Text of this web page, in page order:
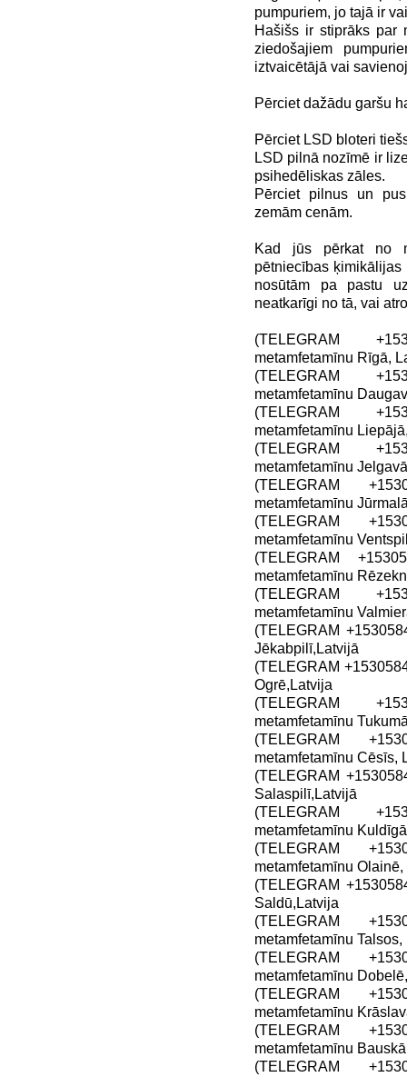
pumpuriem, jo ​​tajā ir
Hašišs ir stiprāks par
ziedošajiem
iztvaicētājā vai
Pērciet dažādu garšu
Pērciet LSD bloteri
LSD pilnā nozīmē ir
psihedēliskas zāles.
Pērciet pilnus un
zemām cenām.
Kad jūs pērkat no
pētniecības ķimikālijas
nosūtām pa pastu
neatkarīgi no tā, vai
(TELEGRAM
metamfetamīnu Rīgā,
(TELEGRAM
metamfetamīnu
(TELEGRAM
metamfetamīnu
(TELEGRAM
metamfetamīnu
(TELEGRAM
metamfetamīnu
(TELEGRAM
metamfetamīnu
(TELEGRAM
metamfetamīnu
(TELEGRAM
metamfetamīnu
(TELEGRAM
Jēkabpilī,Latvijā
(TELEGRAM
Ogrē,Latvija
(TELEGRAM
metamfetamīnu
(TELEGRAM
metamfetamīnu Cēsīs,
(TELEGRAM
Salaspilī,Latvijā
(TELEGRAM
metamfetamīnu
(TELEGRAM
metamfetamīnu
(TELEGRAM
Saldū,Latvija
(TELEGRAM
metamfetamīnu Talsos,
(TELEGRAM
metamfetamīnu
(TELEGRAM
metamfetamīnu
(TELEGRAM
metamfetamīnu
(TELEGRAM